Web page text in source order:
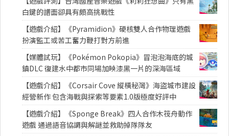
白鍵的譜面卻具有頗高挑戰性
【遊戲介紹】《Pyramidion》硬核雙人合作物理遊戲
扮演監工或苦工奮力鞭打對方前進
【媒體試玩】《Pokémon Pokopia》冒泡泡海底的城
鎮DLC 復建水中都市同場加映漆黑一片的深海區域
【遊戲介紹】《Corsair Cove 縱橫秘灣》海盜城市建設
經營新作 包含海戰與探索等要素1.0版極度好評中
【遊戲介紹】《Sponge Break》四人合作木筏舟動作
遊戲 通過語音協調與解謎並救助掉隊隊友